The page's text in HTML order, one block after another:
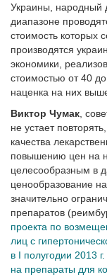
Украины, народный
диапазоне
стоимость которых
производятся
экономики,
стоимостью от 40
наценка на них
Виктор Чумак ,
не устает
качества
повышению цен на
целесообразным в
ценообразование
значительно
препаратов
проекта по
лиц с
в I полугодии 2013
на препараты для